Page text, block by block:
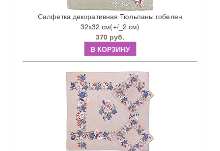
Салфетка декоративная Тюльпаны гобелен
32х32 см(+/_2 см)
370 руб.
В КОРЗИНУ